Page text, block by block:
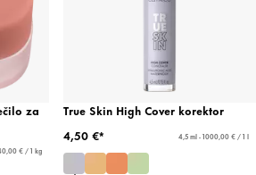
za
€ / 1 kg
True Skin High Cover korektor
4,50 €*
4,5 ml - 1000,00 € / 1 l